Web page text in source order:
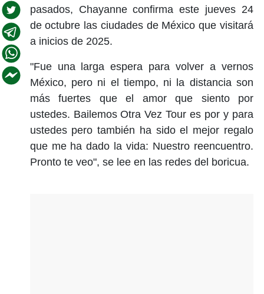
pasados, Chayanne confirma este jueves 24
de octubre las ciudades de México que visitará
a inicios de 2025.
"Fue una larga espera para volver a vernos
México, pero ni el tiempo, ni la distancia son
más fuertes que el amor que siento por
ustedes. Bailemos Otra Vez Tour es por y para
ustedes pero también ha sido el mejor regalo
que me ha dado la vida: Nuestro reencuentro.
Pronto te veo", se lee en las redes del boricua.